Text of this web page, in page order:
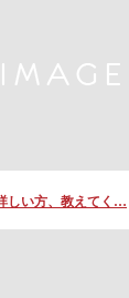
しい方、教えてく…